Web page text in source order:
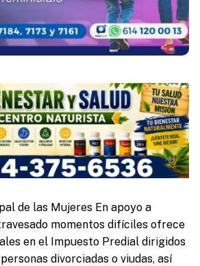
de las Mujeres En apoyo a
momentos difíciles ofrece
en el Impuesto Predial dirigidos
divorciadas o viudas, así